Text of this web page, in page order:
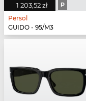
1 203,52 zł P
Persol
GUIDO - 95/M3